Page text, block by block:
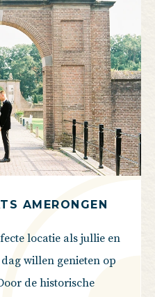
AMERONGEN
locatie als jullie en
willen genieten op
de historische